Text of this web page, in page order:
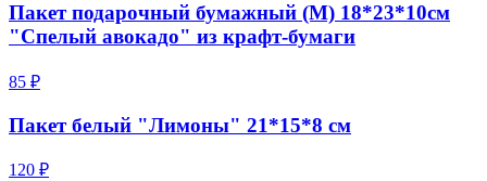
Пакет подарочный бумажный (M) 18*23*10см
"Спелый авокадо" из крафт-бумаги
85 ₽
Пакет белый "Лимоны" 21*15*8 см
120 ₽